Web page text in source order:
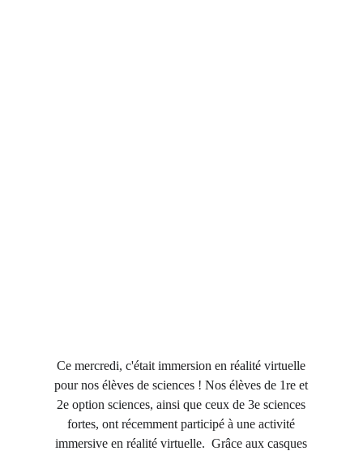
Ce mercredi, c'était immersion en réalité virtuelle
pour nos élèves de sciences ! Nos élèves de 1re et
2e option sciences, ainsi que ceux de 3e sciences
fortes, ont récemment participé à une activité
immersive en réalité virtuelle. Grâce aux casques